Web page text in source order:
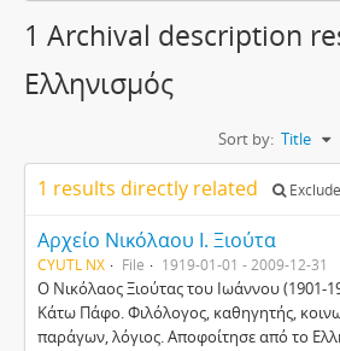
1 Archival description
Ελληνισμός
Sort by: Title
1 results directly related
Αρχείο Νικόλαου Ι. Ξιούτα
CYUTL NX File 1919-01-01 - 2009-12-31
Ο Νικόλαος Ξιούτας του Ιωάννου (1901-
Κάτω Πάφο. Φιλόλογος, καθηγητής,
παράγων, λόγιος. Αποφοίτησε από το